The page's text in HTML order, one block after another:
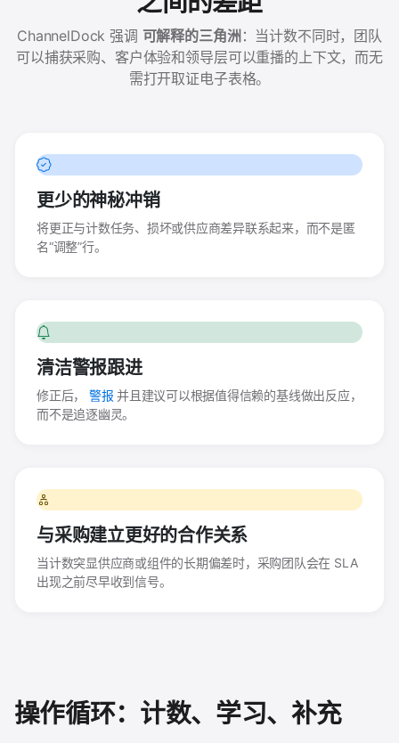
ChannelDock 强调 可解释的三角洲 ：当计数不同时，团队
可以捕获采购、客户体验和领导层可以重播的上下文，而无
需打开取证电子表格。
更少的神秘冲销
将更正与计数任务、损坏或供应商差异联系起来，而不是匿
名“调整”行。
清洁警报跟进
修正后， 警报 并且建议可以根据值得信赖的基线做出反应，
而不是追逐幽灵。
与采购建立更好的合作关系
当计数突显供应商或组件的长期偏差时，采购团队会在 SLA
出现之前尽早收到信号。
操作循环：计数、学习、补充